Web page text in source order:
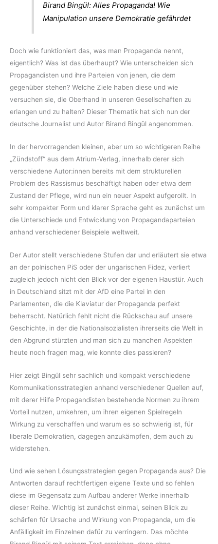
Birand Bingül: Alles Propaganda! Wie
Manipulation unsere Demokratie gefährdet
Doch wie funktioniert das, was man Propaganda nennt,
eigentlich? Was ist das überhaupt? Wie unterscheiden sich
Propagandisten und ihre Parteien von jenen, die dem
gegenüber stehen? Welche Ziele haben diese und wie
versuchen sie, die Oberhand in unseren Gesellschaften zu
erlangen und zu halten? Dieser Thematik hat sich nun der
deutsche Journalist und Autor Birand Bingül angenommen.
In der hervorragenden kleinen, aber um so wichtigeren Reihe
„Zündstoff“ aus dem Atrium-Verlag, innerhalb derer sich
verschiedene Autor:innen bereits mit dem strukturellen
Problem des Rassismus beschäftigt haben oder etwa dem
Zustand der Pflege, wird nun ein neuer Aspekt aufgerollt. In
sehr kompakter Form und klarer Sprache geht es zunächst um
die Unterschiede und Entwicklung von Propagandaparteien
anhand verschiedener Beispiele weltweit.
Der Autor stellt verschiedene Stufen dar und erläutert sie etwa
an der polnischen PiS oder der ungarischen Fidez, verliert
zugleich jedoch nicht den Blick vor der eigenen Haustür. Auch
in Deutschland sitzt mit der AfD eine Partei in den
Parlamenten, die die Klaviatur der Propaganda perfekt
beherrscht. Natürlich fehlt nicht die Rückschau auf unsere
Geschichte, in der die Nationalsozialisten ihrerseits die Welt in
den Abgrund stürzten und man sich zu manchen Aspekten
heute noch fragen mag, wie konnte dies passieren?
Hier zeigt Bingül sehr sachlich und kompakt verschiedene
Kommunikationsstrategien anhand verschiedener Quellen auf,
mit derer Hilfe Propagandisten bestehende Normen zu ihrem
Vorteil nutzen, umkehren, um ihren eigenen Spielregeln
Wirkung zu verschaffen und warum es so schwierig ist, für
liberale Demokratien, dagegen anzukämpfen, dem auch zu
widerstehen.
Und wie sehen Lösungsstrategien gegen Propaganda aus? Die
Antworten darauf rechtfertigen eigene Texte und so fehlen
diese im Gegensatz zum Aufbau anderer Werke innerhalb
dieser Reihe. Wichtig ist zunächst einmal, seinen Blick zu
schärfen für Ursache und Wirkung von Propaganda, um die
Anfälligkeit im Einzelnen dafür zu verringern. Das möchte